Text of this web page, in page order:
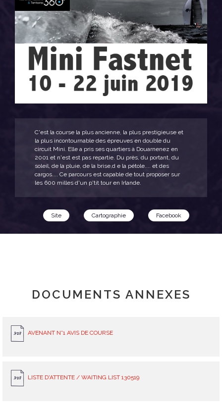
C'est la course la plus ancienne, la plus prestigieuse et
la plus incontournable des épreuves en double du
circuit Mini. Elle a pris ses quartiers à Douarnenez en
2001 et n'est est pas repartie. Du près, du portant, du
soleil, de la pluie, de la brise,d e la pétole.... et des
cargos.... Ce parcours est capable de tout proposer sur
les 600 milles d'un p'tit tour en Irlande.
Site Cartographie Facebook
DOCUMENTS ANNEXES
AVENANT N°1 AVIS DE COURSE
LISTE D'ATTENTE / WAITING LIST 130519